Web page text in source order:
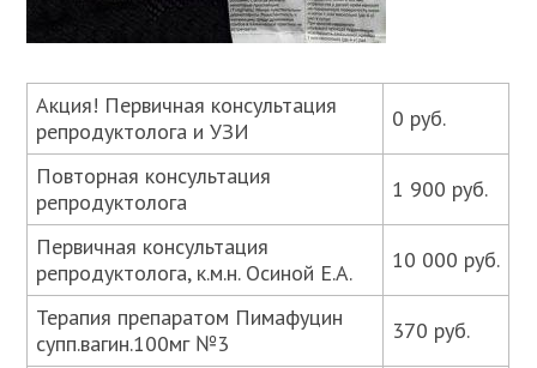
Акция! Первичная консультация
репродуктолога и УЗИ
0 руб.
Повторная консультация
репродуктолога
1 900 руб.
Первичная консультация
репродуктолога, к.м.н. Осиной Е.А.
10 000 руб.
Терапия препаратом Пимафуцин
супп.вагин.100мг №3
370 руб.